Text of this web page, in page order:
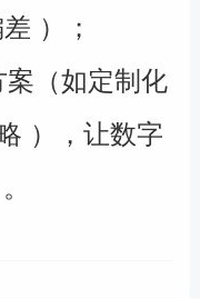
）；
（如定制化
），让数字